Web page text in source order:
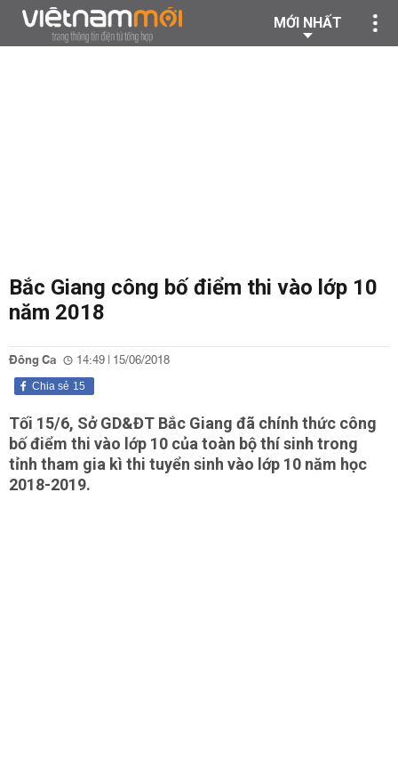
MỚI NHẤT
Bắc Giang công bố điểm thi vào lớp 10
năm 2018
Đông Ca 14:49 | 15/06/2018
15
Chia sẻ
Tối 15/6, Sở GD&ĐT Bắc Giang đã chính thức công
bố điểm thi vào lớp 10 của toàn bộ thí sinh trong
tỉnh tham gia kì thi tuyển sinh vào lớp 10 năm học
2018-2019.